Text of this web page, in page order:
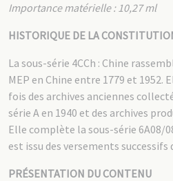
Importance matérielle : 10,27 ml
HISTORIQUE DE LA
La sous-série 4CCh : Chine
MEP en Chine entre 1779 et 1952.
fois des archives anciennes
série A en 1940 et des archives
Elle complète la sous-série 6A08/
est issu des versements successifs
PRÉSENTATION DU CONTENU